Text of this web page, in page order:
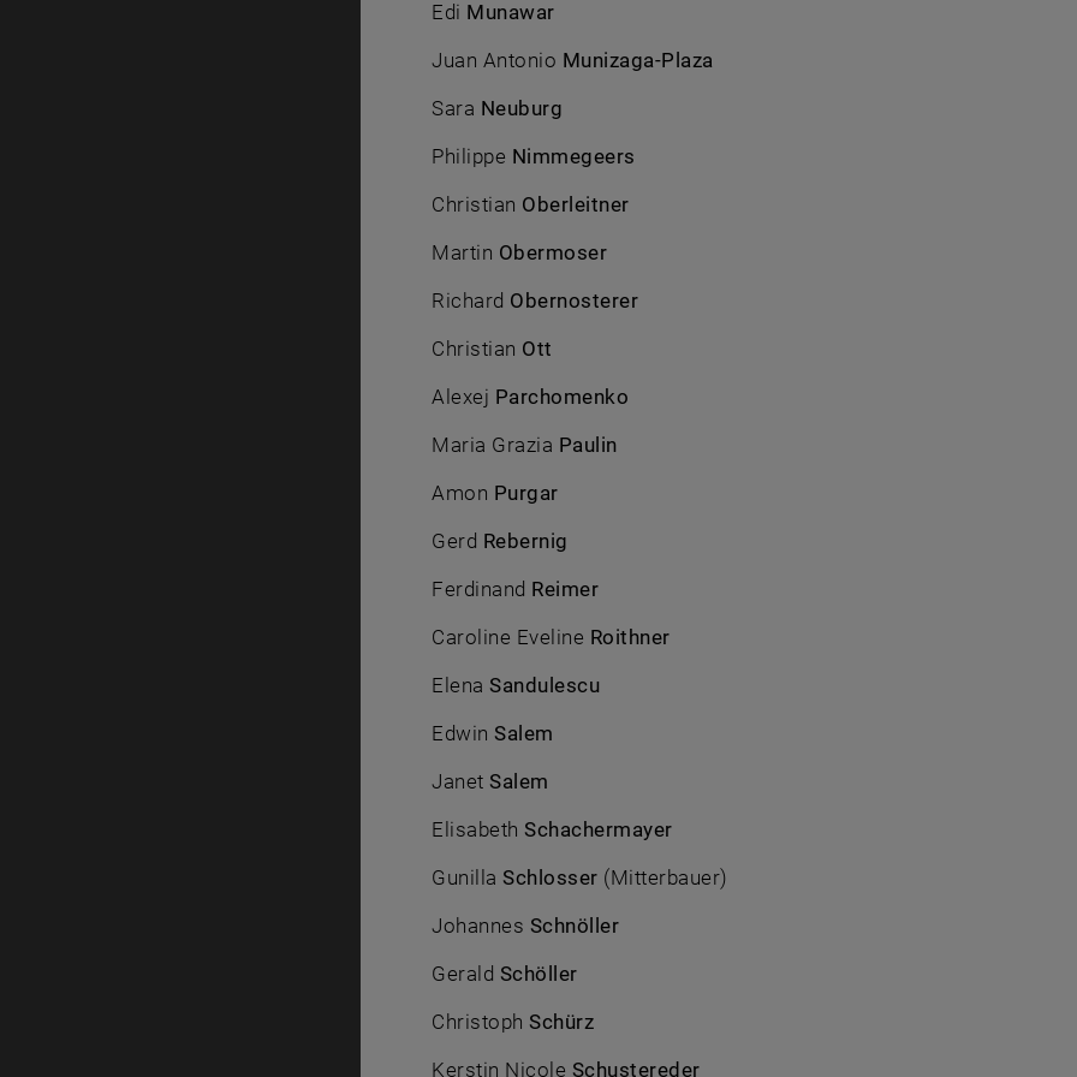
Edi Munawar
Juan Antonio Munizaga-Plaza
Sara Neuburg
Philippe Nimmegeers
Christian Oberleitner
Martin Obermoser
Richard Obernosterer
Christian Ott
Alexej Parchomenko
Maria Grazia Paulin
Amon Purgar
Gerd Rebernig
Ferdinand Reimer
Caroline Eveline Roithner
ElenaSandulescu
EdwinSalem
JanetSalem
ElisabethSchachermayer
GunillaSchlosser (Mitterbauer)
Johannes Schnöller
Gerald Schöller
ChristophSchürz
Kerstin Nicole Schustereder